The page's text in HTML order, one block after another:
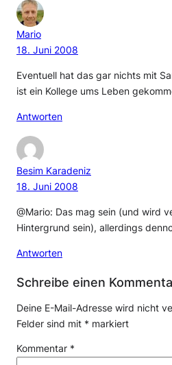
Mario
18. Juni 2008
Eventuell hat das gar nichts mit
ist ein Kollege ums Leben
Antworten
Besim Karadeniz
18. Juni 2008
@Mario: Das mag sein (und wird
Hintergrund sein), allerdings
Antworten
Schreibe einen
Deine E-Mail-Adresse wird nicht
Felder sind mit * markiert
Kommentar *